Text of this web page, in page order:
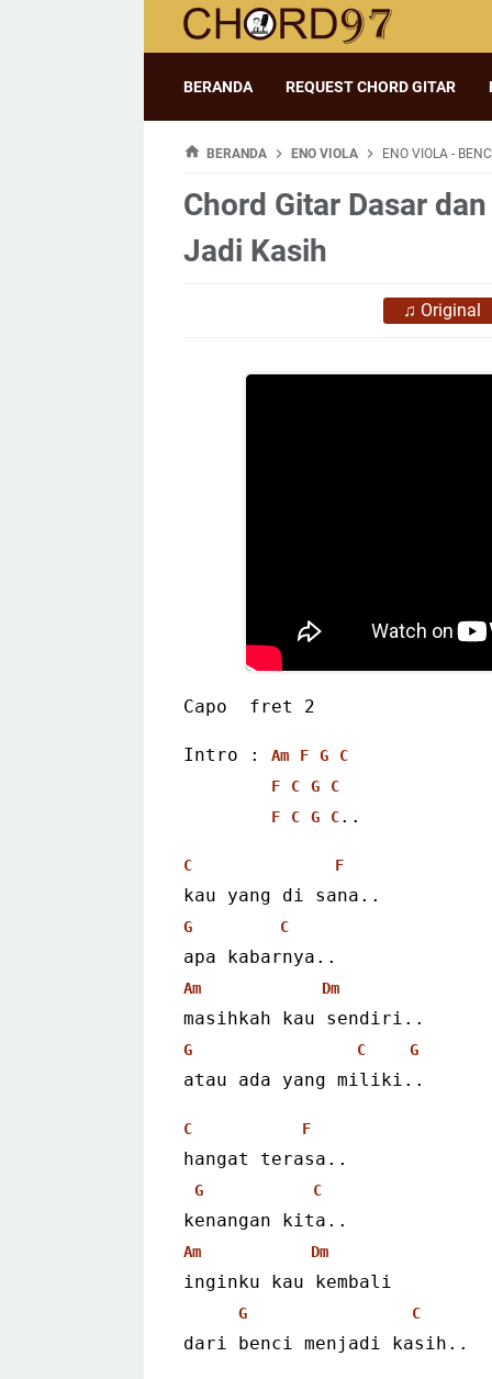
BERANDA REQUEST CHORD GITAR
BERANDA ENO VIOLA ENO VIOLA -
Chord Gitar Dasar
Jadi Kasih
♫ Original
Capo  fret 2
Intro : Am F G
C
F
C G
C
F
C G C..
C F
kau yang di sana..
G C
apa kabarnya..
Am Dm
masihkah kau sendiri..
G C G
atau ada yang miliki..
C F
hangat terasa..
G C
kenangan kita..
Am Dm
inginku kau kembali
G C
dari benci menjadi kasih..